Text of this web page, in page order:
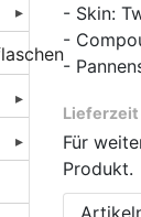
- Skin:
-
-
Lieferzeit
Für
Produkt.
Rotoren